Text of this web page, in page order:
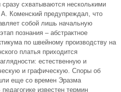
схватываются несколькими
Коменский предупреждал, что
собой лишь начальную
познания – абстрактное
по швейному производству на
платья приходится
естественную и
и графическую. Споры об
еще со времен Эразма
известен термин